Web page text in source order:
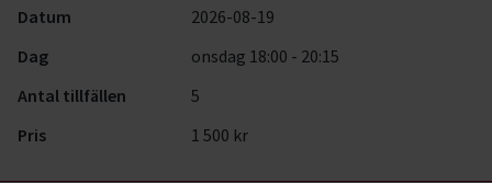
Datum
2026-08-19
Dag
onsdag 18:00 - 20:15
Antal tillfällen
5
Pris
1 500 kr